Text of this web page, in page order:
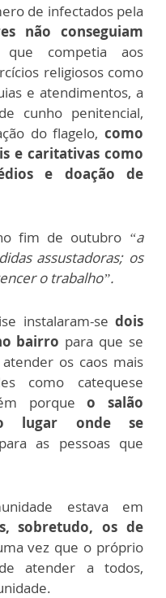
de infectados pela
não conseguiam
competia aos
religiosos como
e atendimentos, a
cunho penitencial,
do flagelo, como
e caritativas como
e doação de
fim de outubro “a
assustadoras; os
o trabalho”.
instalaram-se dois
bairro para que se
os caos mais
como catequese
porqueo salão
lugar onde se
as pessoas que
estava em
sobretudo, os de
vez que o próprio
atender a todos,